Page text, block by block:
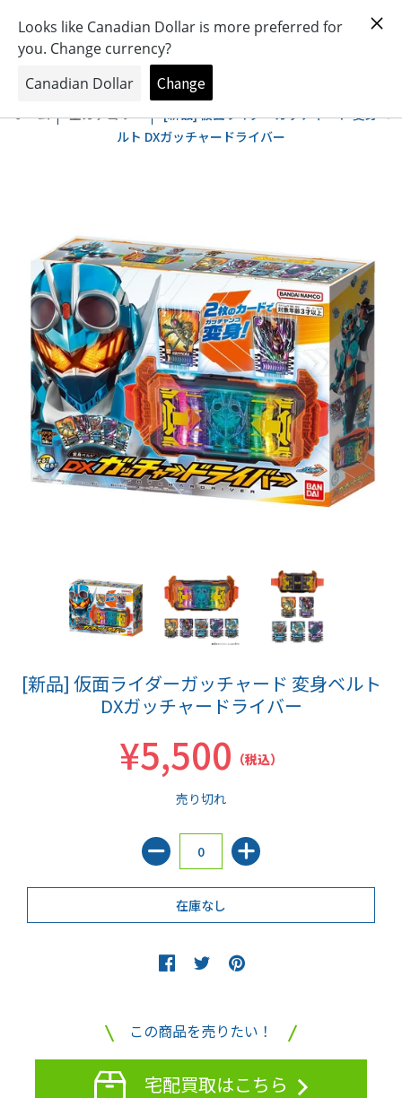
ホーム 全カテゴリー
[新品] 仮面ライダーガッチャード 変身ベ
ルト DXガッチャードライバー
[新品] 仮面ライダーガッチャード 変身ベルト
DXガッチャードライバー
¥5,500 （税込）
売り切れ
この商品を売りたい！
宅配買取はこちら